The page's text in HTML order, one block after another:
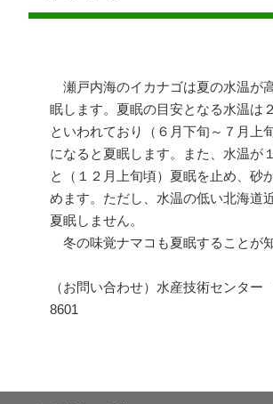
瀬戸内海のイカナゴは夏の水温が
眠します。夏眠の目安となる水温は
といわれており（６月下旬～７月上
になると夏眠します。また、水温が
と（１２月上旬頃）夏眠を止め、砂
めます。ただし、水温の低い北海道
夏眠しません。
冬の味覚ナマコも夏眠することが
（お問い合わせ）水産技術センタ
8601